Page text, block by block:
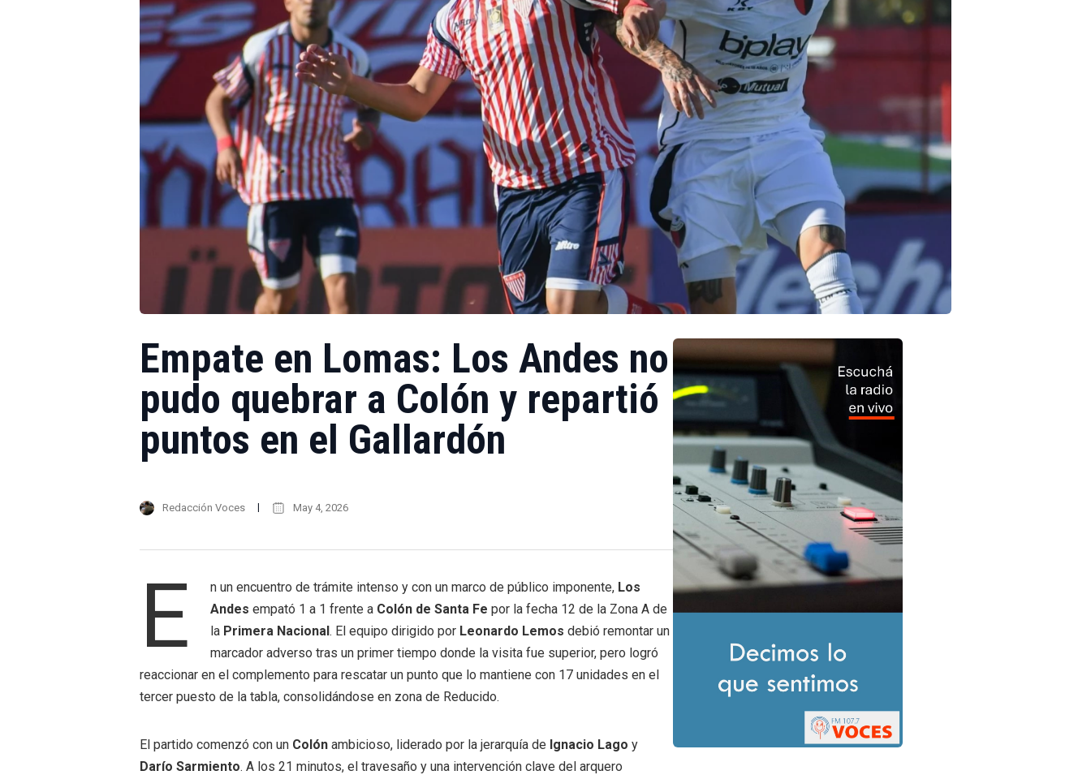
Empate en Lomas: Los Andes no
pudo quebrar a Colón y repartió
puntos en el Gallardón
Redacción Voces May 4, 2026
E n un encuentro de trámite intenso y con un marco de público imponente, Los
Andes empató 1 a 1 frente a Colón de Santa Fe por la fecha 12 de la Zona A de
la Primera Nacional. El equipo dirigido por Leonardo Lemos debió remontar un
marcador adverso tras un primer tiempo donde la visita fue superior, pero logró
reaccionar en el complemento para rescatar un punto que lo mantiene con 17 unidades en el
tercer puesto de la tabla, consolidándose en zona de Reducido.
El partido comenzó con un Colón ambicioso, liderado por la jerarquía de Ignacio Lago y
Darío Sarmiento. A los 21 minutos, el travesaño y una intervención clave del arquero